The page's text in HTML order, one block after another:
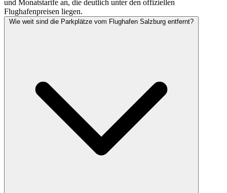
und Monatstarife an, die deutlich unter den offiziellen
Flughafenpreisen liegen.
Wie weit sind die Parkplätze vom Flughafen Salzburg entfernt?